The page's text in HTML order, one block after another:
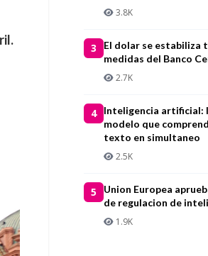
3.8K
3
El dolar se estabiliza
medidas del Banco
2.7K
4
Inteligencia artificial:
modelo que
texto en simultaneo
2.5K
5
Union Europea
de regulacion de
1.9K